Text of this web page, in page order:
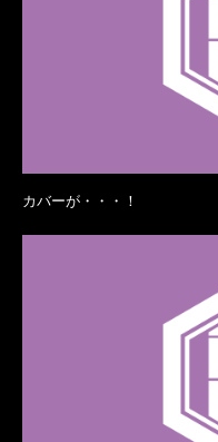
カバーが・・・！